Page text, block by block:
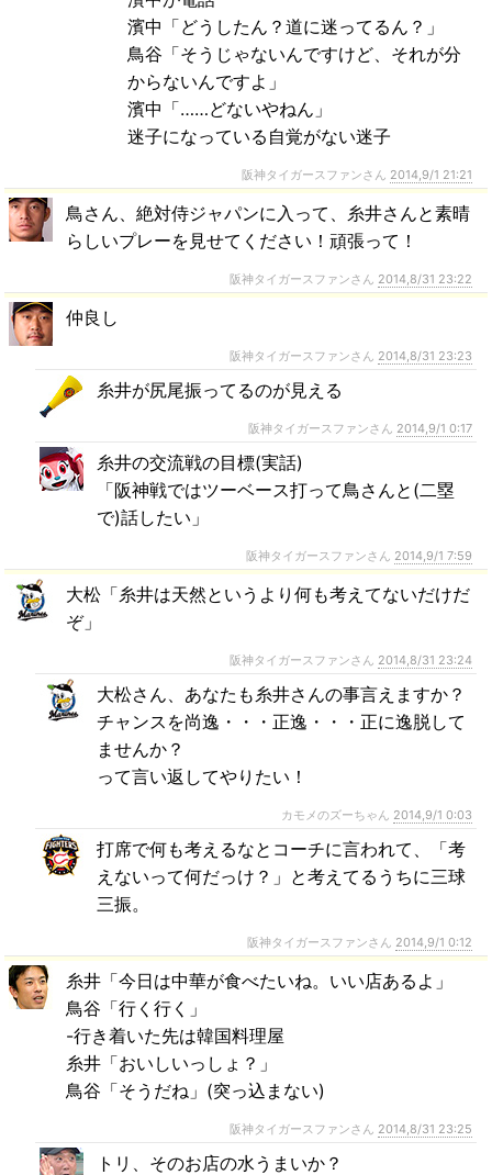
濱中「どうしたん？道に迷ってるん？」
鳥谷「そうじゃないんですけど、それが分
からないんですよ」
濱中「……どないやねん」
迷子になっている自覚がない迷子
阪神タイガースファンさん 2014,9/1 21:21
鳥さん、絶対侍ジャパンに入って、糸井さんと素晴
らしいプレーを見せてください！頑張って！
阪神タイガースファンさん 2014,8/31 23:22
仲良し
阪神タイガースファンさん 2014,8/31 23:23
糸井が尻尾振ってるのが見える
阪神タイガースファンさん 2014,9/1 0:17
糸井の交流戦の目標(実話)
「阪神戦ではツーベース打って鳥さんと(二塁
で)話したい」
阪神タイガースファンさん 2014,9/1 7:59
大松「糸井は天然というより何も考えてないだけだ
ぞ」
阪神タイガースファンさん 2014,8/31 23:24
大松さん、あなたも糸井さんの事言えますか？
チャンスを尚逸・・・正逸・・・正に逸脱して
ませんか？
って言い返してやりたい！
カモメのズーちゃん 2014,9/1 0:03
打席で何も考えるなとコーチに言われて、「考
えないって何だっけ？」と考えてるうちに三球
三振。
阪神タイガースファンさん 2014,9/1 0:12
糸井「今日は中華が食べたいね。いい店あるよ」
鳥谷「行く行く」
-行き着いた先は韓国料理屋
糸井「おいしいっしょ？」
鳥谷「そうだね」(突っ込まない)
阪神タイガースファンさん 2014,8/31 23:25
トリ、そのお店の水うまいか？